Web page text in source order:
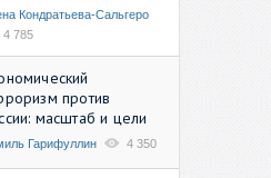
Кондратьева-Сальгеро
4 785
против
масштаб и цели
Гарифуллин 4 350